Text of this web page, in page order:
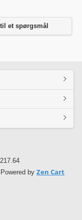
et spørgsmål
by Zen Cart